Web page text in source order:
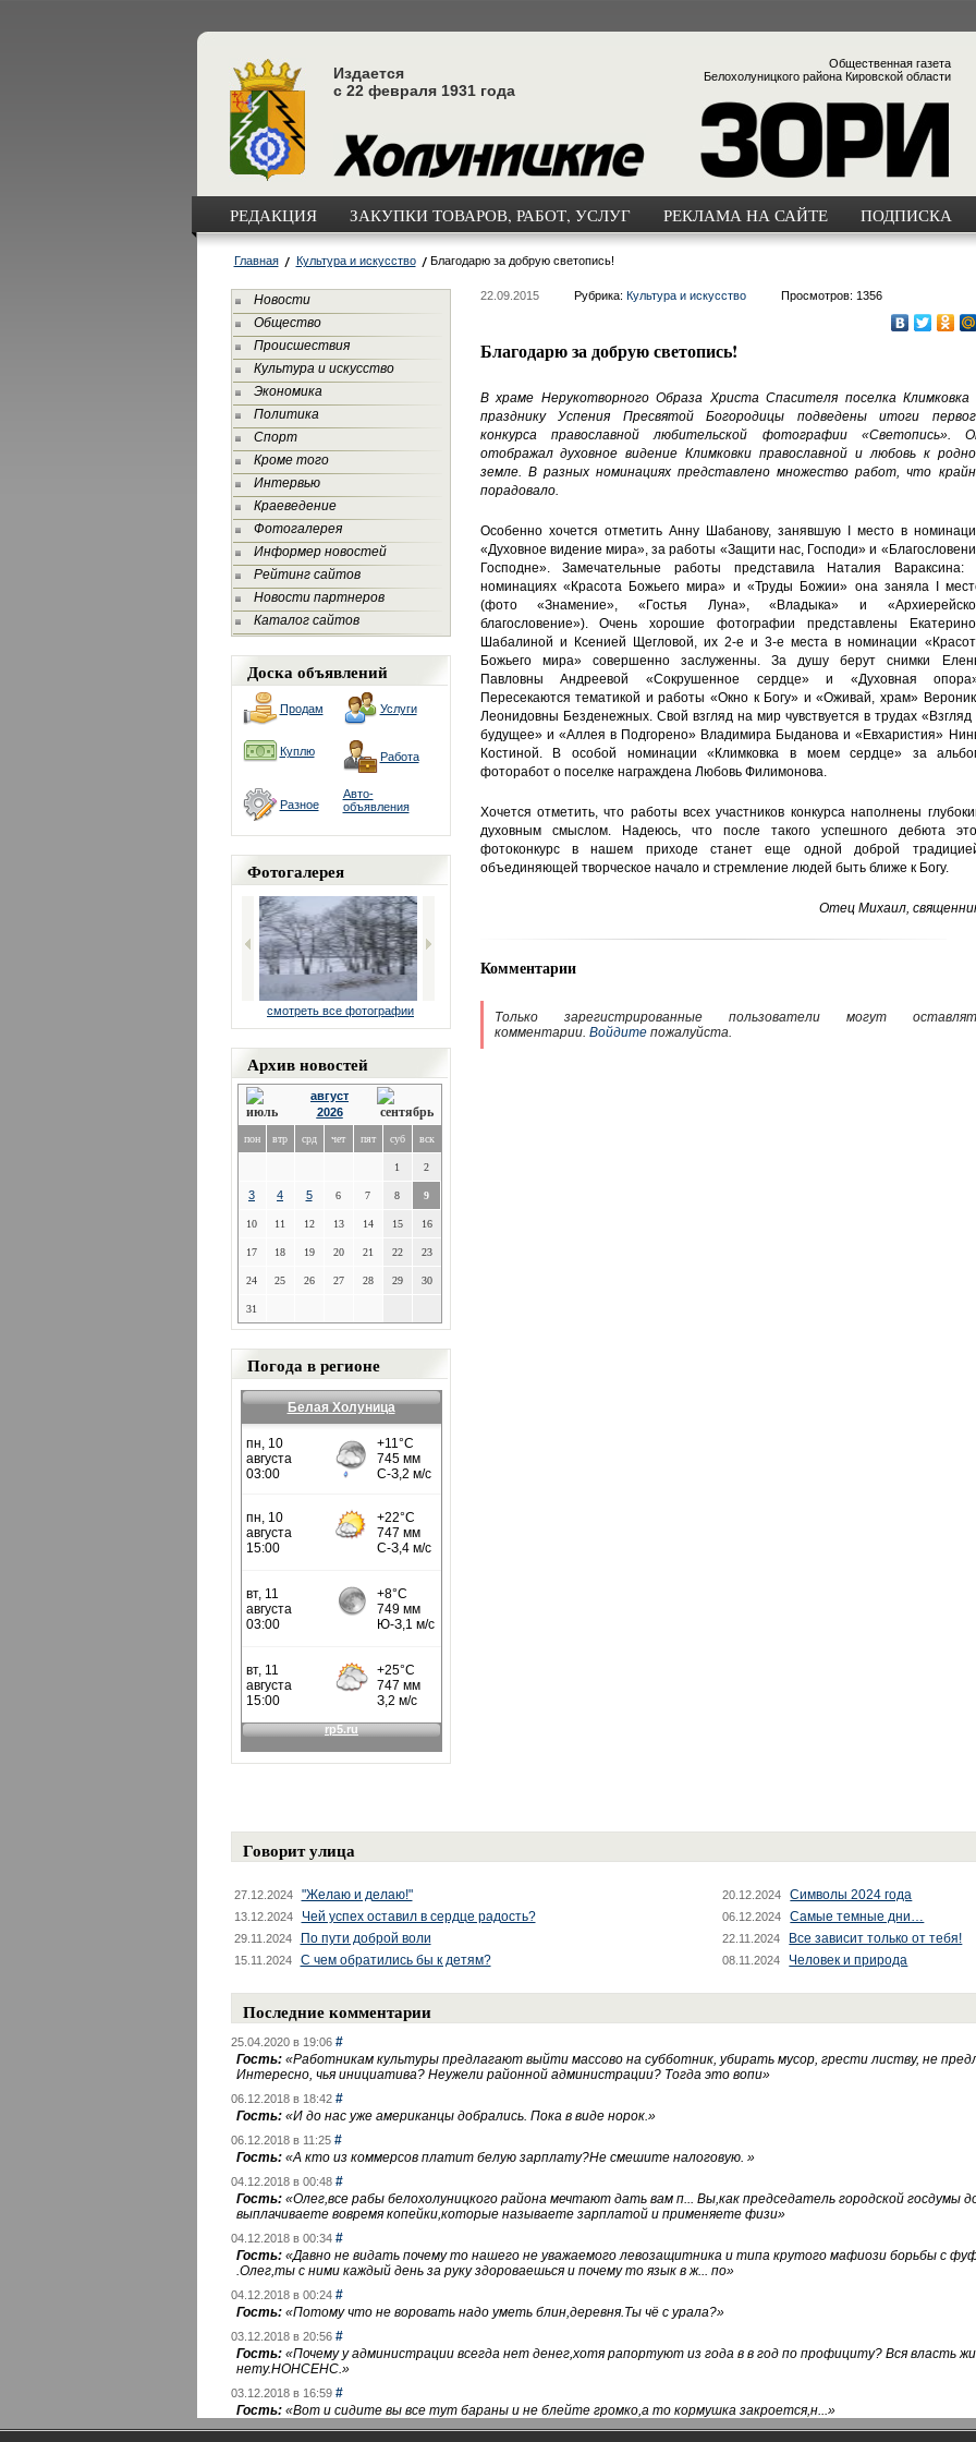
Издается
с 22 февраля 1931 года
Общественная газета
Белохолуницкого района Кировской области
РЕДАКЦИЯ ЗАКУПКИ ТОВАРОВ, РАБОТ, УСЛУГ РЕКЛАМА НА САЙТЕ ПОДПИСКА
Главная Культура и искусство Благодарю за добрую светопись!
Новости
Общество
Происшествия
Культура и искусство
Экономика
Политика
Спорт
Кроме того
Интервью
Краеведение
Фотогалерея
Информер новостей
Рейтинг сайтов
Новости партнеров
Каталог сайтов
Доска объявлений
Продам Услуги
Куплю Работа
Разное
Авто-
объявления
Фотогалерея
смотреть все фотографии
Архив новостей
август
2026
пон втр срд чет пят суб вск
1 2
3 4 5 6 7 8 9
10 11 12 13 14 15 16
17 18 19 20 21 22 23
24 25 26 27 28 29 30
31
Погода в регионе
Белая Холуница
22.09.2015 Рубрика: Культура и искусство Просмотров: 1356
Благодарю за добрую светопись!
В храме Нерукотворного Образа Христа Спасителя поселка Климковка
празднику Успения Пресвятой Богородицы подведены итоги
конкурса православной любительской фотографии «Светопись».
отображал духовное видение Климковки православной и любовь к
земле. В разных номинациях представлено множество работ, что
порадовало.
Особенно хочется отметить Анну Шабанову, занявшую I место в
«Духовное видение мира», за работы «Защити нас, Господи» и
Господне». Замечательные работы представила Наталия Вараксина:
номинациях «Красота Божьего мира» и «Труды Божии» она заняла I
(фото «Знамение», «Гостья Луна», «Владыка» и
благословение»). Очень хорошие фотографии представлены
Шабалиной и Ксенией Щегловой, их 2-е и 3-е места в номинации
Божьего мира» совершенно заслуженны. За душу берут снимки
Павловны Андреевой «Сокрушенное сердце» и «Духовная
Пересекаются тематикой и работы «Окно к Богу» и «Оживай, храм»
Леонидовны Безденежных. Свой взгляд на мир чувствуется в трудах «Взгляд
будущее» и «Аллея в Подгорено» Владимира Быданова и «Евхаристия»
Костиной. В особой номинации «Климковка в моем сердце» за
фоторабот о поселке награждена Любовь Филимонова.
Хочется отметить, что работы всех участников конкурса наполнены
духовным смыслом. Надеюсь, что после такого успешного дебюта
фотоконкурс в нашем приходе станет еще одной доброй
объединяющей творческое начало и стремление людей быть ближе к Богу.
Отец Михаил,
Комментарии
Только зарегистрированные пользователи могут
комментарии. Войдитепожалуйста.
Говорит улица
27.12.2024 "Желаю и делаю!" 20.12.2024 Символы 2024 года
13.12.2024 Чей успех оставил в сердце радость? 06.12.2024 Самые темные дни…
29.11.2024 По пути доброй воли 22.11.2024 Все зависит только от тебя!
15.11.2024 С чем обратились бы к детям? 08.11.2024 Человек и природа
Последние комментарии
25.04.2020 в 19:06 #
Гость: «Работникам культуры предлагают выйти массово на субботник, убирать мусор, грести листву, не
Интересно, чья инициатива? Неужели районной администрации? Тогда это вопи»
06.12.2018 в 18:42 #
Гость: «И до нас уже американцы добрались. Пока в виде норок.»
06.12.2018 в 11:25 #
Гость: «А кто из коммерсов платит белую зарплату?Не смешите налоговую. »
04.12.2018 в 00:48 #
Гость: «Олег,все рабы белохолуницкого района мечтают дать вам п... Вы,как председатель городской госдумы
выплачиваете вовремя копейки,которые называете зарплатой и применяете физи»
04.12.2018 в 00:34 #
Гость: «Давно не видать почему то нашего не уважаемого левозащитника и типа крутого мафиози борьбы с
.Олег,ты с ними каждый день за руку здороваешься и почему то язык в ж... по»
04.12.2018 в 00:24 #
Гость: «Потому что не воровать надо уметь блин,деревня.Ты чё с урала?»
03.12.2018 в 20:56 #
Гость: «Почему у администрации всегда нет денег,хотя рапортуют из года в в год по профициту? Вся власть
нету.НОНСЕНС.»
03.12.2018 в 16:59 #
Гость: «Вот и сидите вы все тут бараны и не блейте громко,а то кормушка закроется,н...»